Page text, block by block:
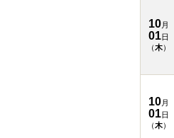
10月
01日
（木）
10月
01日
（木）